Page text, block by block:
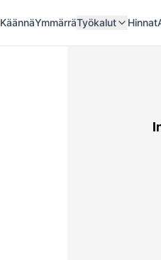
KäännäYmmärräTyökalut Hinnat